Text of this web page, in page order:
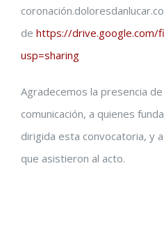
de https://drive.google.com/
usp=sharing
Agradecemos la presencia
comunicación, a quienes
dirigida esta convocatoria, y
que asistieron al acto.